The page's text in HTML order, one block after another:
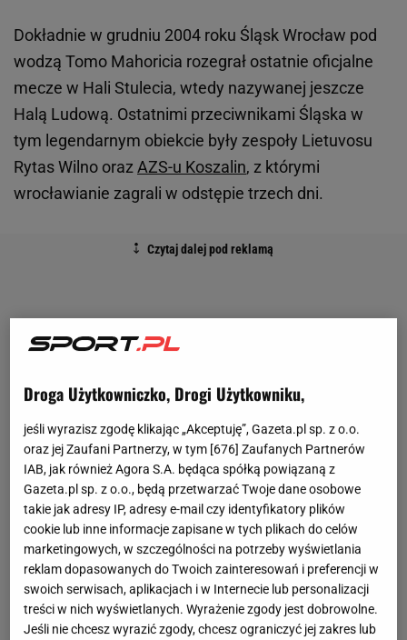
Dokładnie w grudniu 2004 roku Śląsk Wrocław pod
wodzą Tomo Mahoricia rozegrał ostatnie oficjalne
mecze w Hali Stulecia, wtedy nazywanej jeszcze
Halą Ludową. Ostatnimi przeciwnikami Śląska w
tym legendarnym obiekcie były zespoły Lietuvosu
Rytas Wilno oraz AZS-u Koszalin, z którymi
wrocławianie zagrali w odstępie trzech dni.
Droga Użytkowniczko, Drogi Użytkowniku,
jeśli wyrazisz zgodę klikając „Akceptuję”, Gazeta.pl sp. z o.o.
oraz jej Zaufani Partnerzy, w tym [676] Zaufanych Partnerów
IAB, jak również Agora S.A. będąca spółką powiązaną z
Gazeta.pl sp. z o.o., będą przetwarzać Twoje dane osobowe
takie jak adresy IP, adresy e-mail czy identyfikatory plików
cookie lub inne informacje zapisane w tych plikach do celów
marketingowych, w szczególności na potrzeby wyświetlania
reklam dopasowanych do Twoich zainteresowań i preferencji w
swoich serwisach, aplikacjach i w Internecie lub personalizacji
treści w nich wyświetlanych. Wyrażenie zgody jest dobrowolne.
Jeśli nie chcesz wyrazić zgody, chcesz ograniczyć jej zakres lub